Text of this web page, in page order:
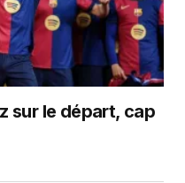
sur le départ, cap